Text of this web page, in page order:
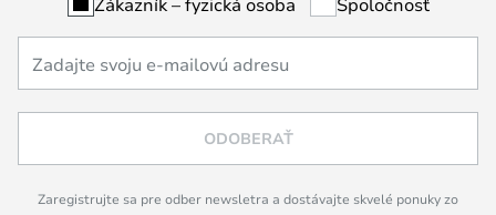
ODOBERAŤ
Zaregistrujte sa pre odber newsletra a dostávajte skvelé ponuky zo